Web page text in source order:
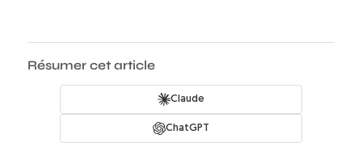
Résumer cet article
Claude
ChatGPT